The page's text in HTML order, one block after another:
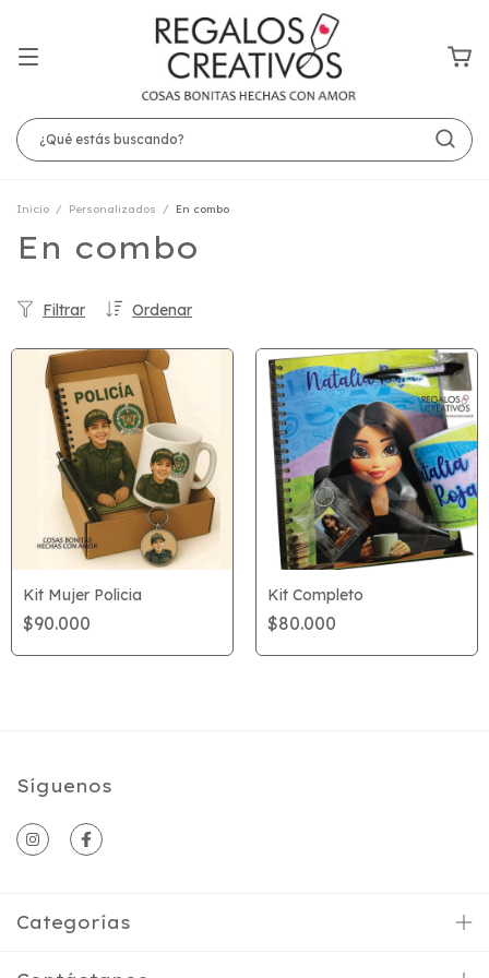
Inicio / Personalizados / En combo
En combo
Ordenar
Filtrar
Kit Mujer Policia
$90.000
Kit Completo
$80.000
Síguenos
Categorías